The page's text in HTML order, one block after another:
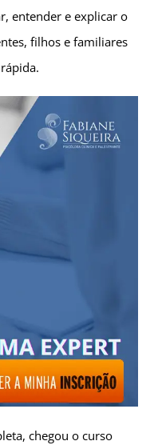
entender e explicar o
filhos e familiares
chegou o curso